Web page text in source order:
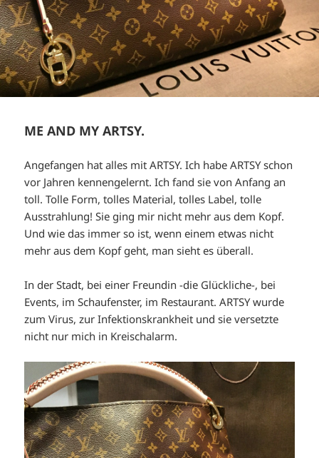
ME AND MY ARTSY.
Angefangen hat alles mit ARTSY. Ich habe ARTSY schon
vor Jahren kennengelernt. Ich fand sie von Anfang an
toll. Tolle Form, tolles Material, tolles Label, tolle
Ausstrahlung! Sie ging mir nicht mehr aus dem Kopf.
Und wie das immer so ist, wenn einem etwas nicht
mehr aus dem Kopf geht, man sieht es überall.
In der Stadt, bei einer Freundin -die Glückliche-, bei
Events, im Schaufenster, im Restaurant. ARTSY wurde
zum Virus, zur Infektionskrankheit und sie versetzte
nicht nur mich in Kreischalarm.